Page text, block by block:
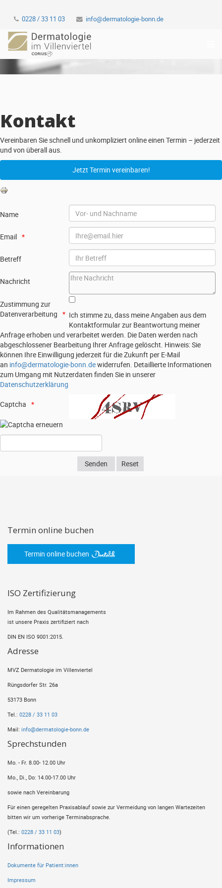
0228 / 33 11 03 info@dermatologie-bonn.de
Kontakt
Vereinbaren Sie schnell und unkompliziert online einen Termin – jederzeit
und von überall aus.
Jetzt Termin vereinbaren!
Name
Email
Betreff
Nachricht
Zustimmung zur
Datenverarbeitung
Ich stimme zu, dass meine Angaben aus dem
Kontaktformular zur Beantwortung meiner
Anfrage erhoben und verarbeitet werden. Die Daten werden nach
abgeschlossener Bearbeitung Ihrer Anfrage gelöscht. Hinweis: Sie
können Ihre Einwilligung jederzeit für die Zukunft per E-Mail
an info@dermatologie-bonn.dewiderrufen. Detaillierte Informationen
zum Umgang mit Nutzerdaten finden Sie in unserer
Datenschutzerklärung
Captcha
Termin online buchen
Termin online buchen
ISO Zertifizierung
Im Rahmen des Qualitätsmanagements
ist unsere Praxis zertifiziert nach
DIN EN ISO 9001:2015.
Adresse
MVZ Dermatologie im Villenviertel
Rüngsdorfer Str. 26a
53173 Bonn
Tel.: 0228 / 33 11 03
Mail: info@dermatologie-bonn.de
Sprechstunden
Mo. - Fr. 8.00- 12.00 Uhr
Mo., Di., Do: 14.00-17.00 Uhr
sowie nach Vereinbarung
Für einen geregelten Praxisablauf sowie zur Vermeidung von langen Wartezeiten
bitten wir um vorherige Terminabsprache.
(Tel.: 0228 / 33 11 03)
Informationen
Dokumente für Patient:innen
Impressum